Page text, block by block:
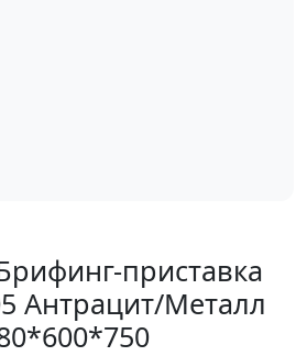
приставка
Антрацит/Металл